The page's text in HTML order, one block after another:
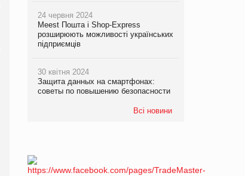
24 червня 2024
Meest Пошта і Shop-Express
розширюють можливості українських
підприємців
30 квітня 2024
Защита данных на смартфонах:
советы по повышению безопасности
Всі новини